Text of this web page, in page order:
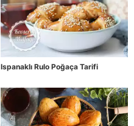
Ispanaklı Rulo Poğaça Tarifi